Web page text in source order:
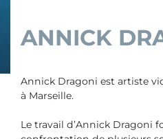
ANNICK
Annick Dragoni est artiste
à Marseille.
Le travail d’Annick Dragoni